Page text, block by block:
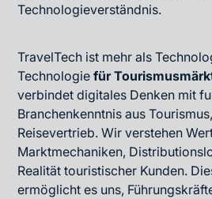
Technologieverständnis.
TravelTech ist mehr als
Technologiefür
verbindet digitales Denken mit
Branchenkenntnis aus
Reisevertrieb. Wir verstehen
Marktmechaniken,
Realität touristischer Kunden.
ermöglicht es uns,